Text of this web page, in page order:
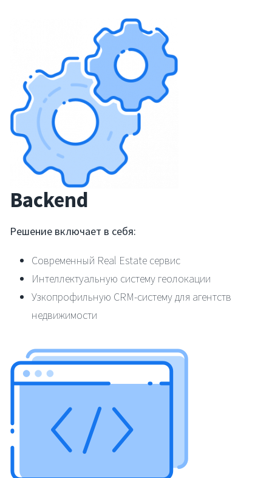
Backend
Решение включает в себя:
Современный Real Estate сервис
Интеллектуальную систему геолокации
Узкопрофильную CRM-систему для агентств
недвижимости